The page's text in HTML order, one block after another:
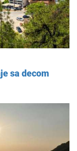
sa decom